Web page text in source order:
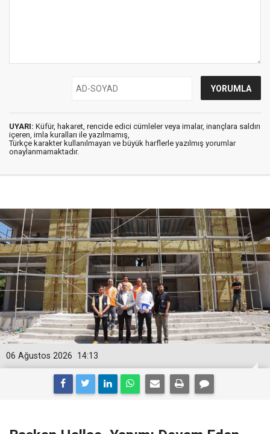
UYARI: Küfür, hakaret, rencide edici cümleler veya imalar, inançlara saldırı
içeren, imla kuralları ile yazılmamış,
Türkçe karakter kullanılmayan ve büyük harflerle yazılmış yorumlar
onaylanmamaktadır.
14:13
06 Ağustos 2026